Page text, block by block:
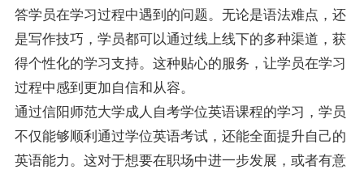
答学员在学习过程中遇到的问题。无论是语法难点，还
是写作技巧，学员都可以通过线上线下的多种渠道，获
得个性化的学习支持。这种贴心的服务，让学员在学习
过程中感到更加自信和从容。
通过信阳师范大学成人自考学位英语课程的学习，学员
不仅能够顺利通过学位英语考试，还能全面提升自己的
英语能力。这对于想要在职场中进一步发展，或者有意